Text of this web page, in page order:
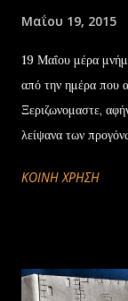
Μαΐου 19, 2015
19 Μαΐου μέρα
από την ημέρα που
Ξεριζωνομαστε,
λείψανα των
Αφαιρέσαμε κάθε
γατί τις
ΚΟΙΝΉ ΧΡΉΣΗ